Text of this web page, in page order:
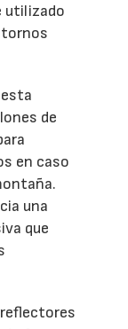
utilizado
de
en caso
una
que
reflectores